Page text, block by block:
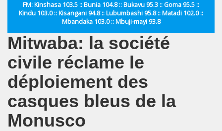
FM: Kinshasa 103.5 :: Bunia 104.8 :: Bukavu 95.3 :: Goma 95.5 ::
Kindu 103.0 :: Kisangani 94.8 :: Lubumbashi 95.8 :: Matadi 102.0 ::
Mbandaka 103.0 :: Mbuji-mayi 93.8
Mitwaba: la société
civile réclame le
déploiement des
casques bleus de la
Monusco